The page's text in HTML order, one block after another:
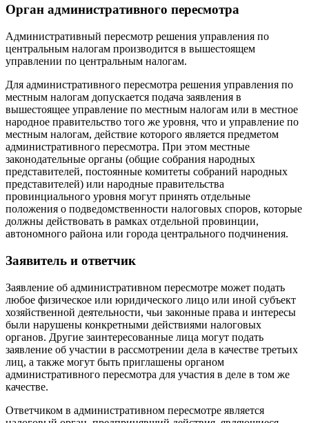
Орган административного пересмотра
Административный пересмотр решения управления по
центральным налогам производится в вышестоящем
управлении по центральным налогам.
Для административного пересмотра решения управления по
местным налогам допускается подача заявления в
вышестоящее управление по местным налогам или в местное
народное правительство того же уровня, что и управление по
местным налогам, действие которого является предметом
административного пересмотра. При этом местные
законодательные органы (общие собрания народных
представителей, постоянные комитеты собраний народных
представителей) или народные правительства
провинциального уровня могут принять отдельные
положения о подведомственности налоговых споров, которые
должны действовать в рамках отдельной провинции,
автономного района или города центрального подчинения.
Заявитель и ответчик
Заявление об административном пересмотре может подать
любое физическое или юридического лицо или иной субъект
хозяйственной деятельности, чьи законные права и интересы
были нарушены конкретными действиями налоговых
органов. Другие заинтересованные лица могут подать
заявление об участии в рассмотрении дела в качестве третьих
лиц, а также могут быть приглашены органом
административного пересмотра для участия в деле в том же
качестве.
Ответчиком в административном пересмотре является